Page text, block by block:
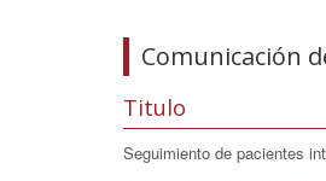
Comunicación
Titulo
Seguimiento de pacientes